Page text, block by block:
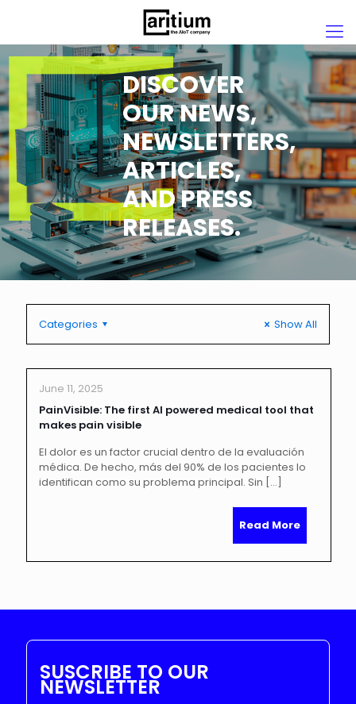
DISCOVER
OUR NEWS,
NEWSLETTERS,
ARTICLES,
AND PRESS
RELEASES.
Categories Show All
June 11, 2025
PainVisible: The first AI powered medical tool that
makes pain visible
El dolor es un factor crucial dentro de la evaluación
médica. De hecho, más del 90% de los pacientes lo
identifican como su problema principal. Sin […]
Read More
SUSCRIBE TO OUR
NEWSLETTER